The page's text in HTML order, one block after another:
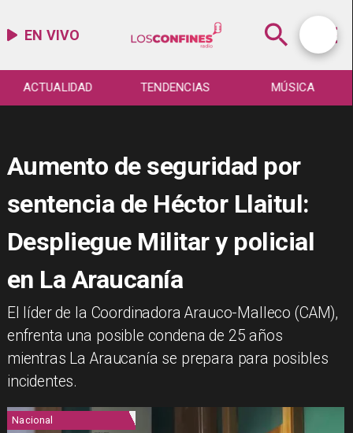
EN VIVO
ACTUALIDAD TENDENCIAS MÚSICA
Aumento de seguridad por
sentencia de Héctor Llaitul:
Despliegue Militar y policial
en La Araucanía
El líder de la Coordinadora Arauco-Malleco (CAM),
enfrenta una posible condena de 25 años
mientras La Araucanía se prepara para posibles
incidentes.
Nacional